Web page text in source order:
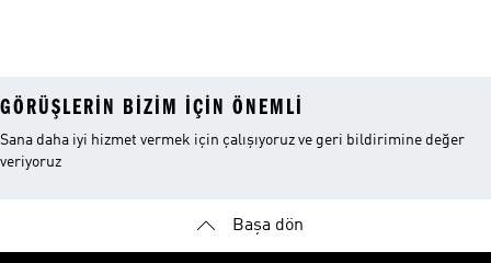
GÖRÜŞLERIN BIZIM IÇIN ÖNEMLI
Sana daha iyi hizmet vermek için çalışıyoruz ve geri bildirimine değer
veriyoruz
Başa dön